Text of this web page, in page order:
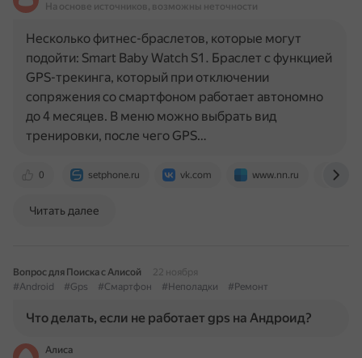
На основе источников, возможны неточности
0 setphone.ru vk.com www.nn.ru
Несколько фитнес-браслетов, которые могут
подойти: Smart Baby Watch S1. Браслет с функцией
GPS-трекинга, который при отключении
сопряжения со смартфоном работает автономно
до 4 месяцев. В меню можно выбрать вид
тренировки, после чего GPS…
Читать далее
Вопрос для Поиска с Алисой
22 ноября
#Android
#Gps #Смартфон #Неполадки #Ремонт
Что делать, если не работает gps на Андроид?
Алиса